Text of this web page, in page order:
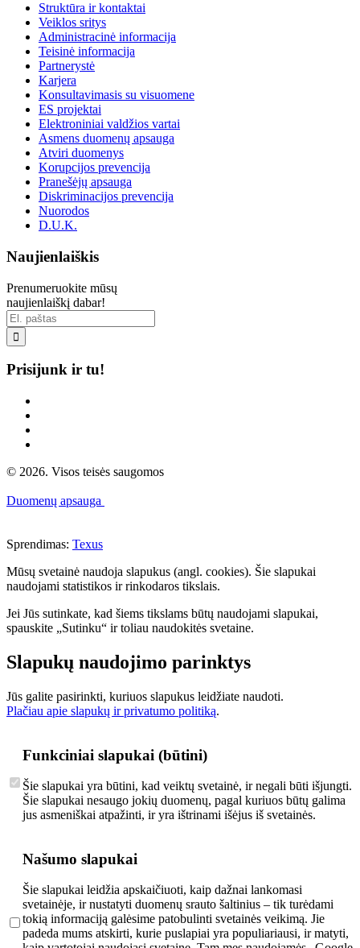
Struktūra ir kontaktai
Veiklos sritys
Administracinė informacija
Teisinė informacija
Partnerystė
Karjera
Konsultavimasis su visuomene
ES projektai
Elektroniniai valdžios vartai
Asmens duomenų apsauga
Atviri duomenys
Korupcijos prevencija
Pranešėjų apsauga
Diskriminacijos prevencija
Nuorodos
D.U.K.
Naujienlaiškis
Prenumeruokite mūsų
naujienlaiškį dabar!

Prisijunk ir tu!
© 2026. Visos teisės saugomos
Duomenų apsauga
Sprendimas: Texus
Mūsų svetainė naudoja slapukus (angl. cookies). Šie slapukai
naudojami statistikos ir rinkodaros tikslais.
Jei Jūs sutinkate, kad šiems tikslams būtų naudojami slapukai,
spauskite „Sutinku“ ir toliau naudokitės svetaine.
Slapukų naudojimo parinktys
Jūs galite pasirinkti, kuriuos slapukus leidžiate naudoti.
Plačiau apie slapukų ir privatumo politiką.
Funkciniai slapukai (būtini)
Šie slapukai yra būtini, kad veiktų svetainė, ir negali būti išjungti.
Šie slapukai nesaugo jokių duomenų, pagal kuriuos būtų galima
jus asmeniškai atpažinti, ir yra ištrinami išėjus iš svetainės.
Našumo slapukai
Šie slapukai leidžia apskaičiuoti, kaip dažnai lankomasi
svetainėje, ir nustatyti duomenų srauto šaltinius – tik turėdami
tokią informaciją galėsime patobulinti svetainės veikimą. Jie
padeda mums atskirti, kurie puslapiai yra populiariausi, ir matyti,